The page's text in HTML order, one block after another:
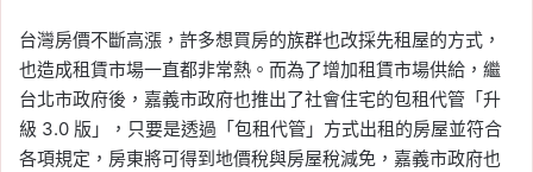
台灣房價不斷高漲，許多想買房的族群也改採先租屋的方式，
也造成租賃市場一直都非常熱。而為了增加租賃市場供給，繼
台北市政府後，嘉義市政府也推出了社會住宅的包租代管「升
級 3.0 版」，只要是透過「包租代管」方式出租的房屋並符合
各項規定，房東將可得到地價稅與房屋稅減免，嘉義市政府也